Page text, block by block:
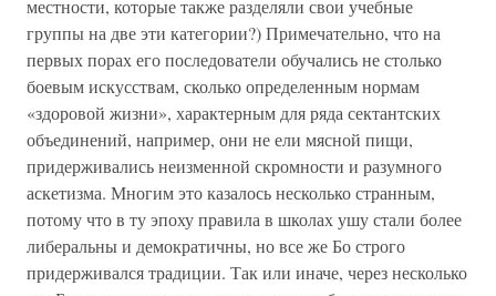
местности, которые также разделяли свои учебные
группы на две эти категории?) Примечательно, что на
первых порах его последователи обучались не столько
боевым искусствам, сколько определенным нормам
«здоровой жизни», характерным для ряда сектантских
объединений, например, они не ели мясной пищи,
придерживались неизменной скромности и разумного
аскетизма. Многим это казалось несколько странным,
потому что в ту эпоху правила в школах ушу стали более
либеральны и демократичны, но все же Бо строго
придерживался традиции. Так или иначе, через несколько